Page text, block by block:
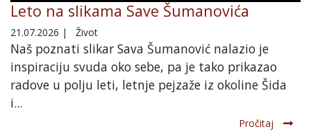
Leto na slikama Save Šumanovića
21.07.2026 | Život
Naš poznati slikar Sava Šumanović nalazio je
inspiraciju svuda oko sebe, pa je tako prikazao
radove u polju leti, letnje pejzaže iz okoline Šida
i...
Pročitaj